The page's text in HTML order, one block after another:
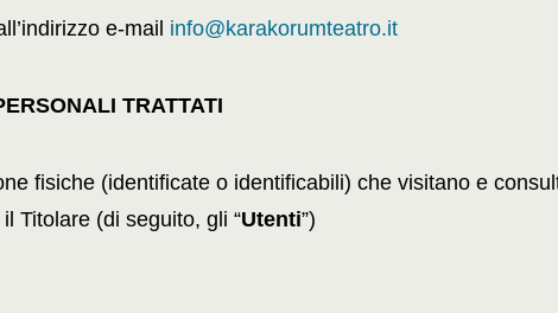
e-mail info@karakorumteatro.it
TRATTATI
fisiche (identificate o identificabili) che visitano e
Titolare (di seguito, gli “Utenti”)